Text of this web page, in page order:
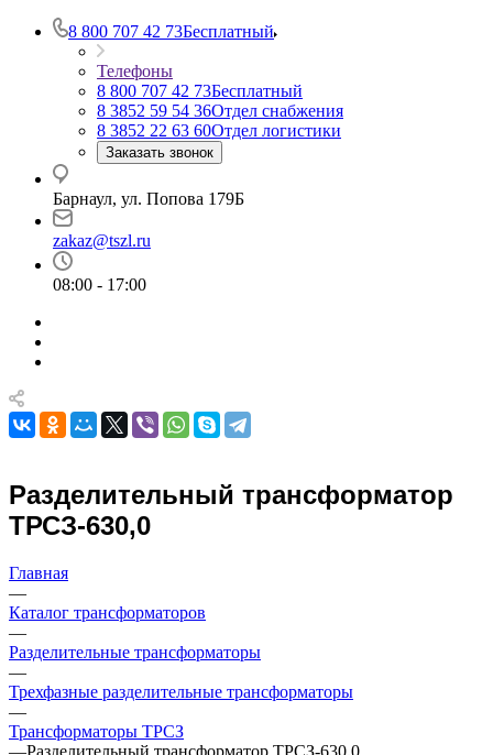
8 800 707 42 73Бесплатный
Телефоны
8 800 707 42 73Бесплатный
8 3852 59 54 36Отдел снабжения
8 3852 22 63 60Отдел логистики
Заказать звонок
Барнаул, ул. Попова 179Б
zakaz@tszl.ru
08:00 - 17:00
Разделительный трансформатор
ТРСЗ-630,0
Главная
—
Каталог трансформаторов
—
Разделительные трансформаторы
—
Трехфазные разделительные трансформаторы
—
Трансформаторы ТРСЗ
—Разделительный трансформатор ТРСЗ-630,0